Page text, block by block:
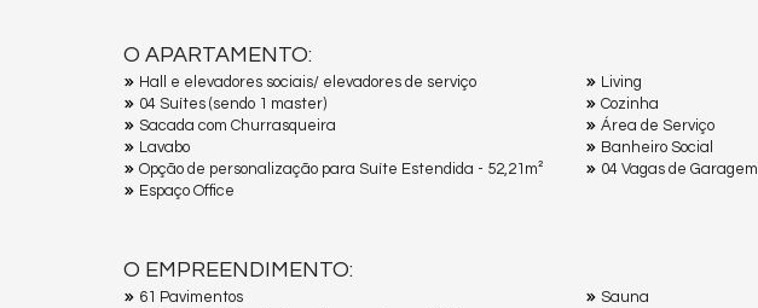
O APARTAMENTO:
Hall e elevadores sociais/ elevadores de serviço
04 Suítes (sendo 1 master)
Sacada com Churrasqueira
Lavabo
Opção de personalização para Suíte Estendida - 52,21m²
Espaço Office
Living
Cozinha
Área de Serviço
Banheiro Social
04 Vagas de Garagem
O EMPREENDIMENTO:
61 Pavimentos
Sauna